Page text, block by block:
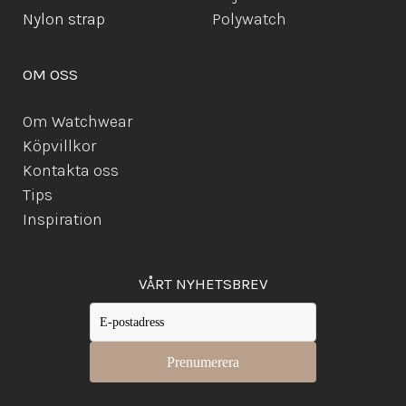
Nylon strap
Polywatch
OM OSS
Om Watchwear
Köpvillkor
Kontakta oss
Tips
Inspiration
VÅRT NYHETSBREV